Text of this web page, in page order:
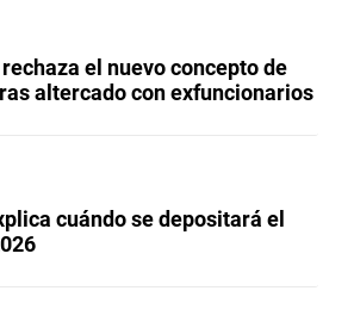
el nuevo concepto de
altercado con exfuncionarios
cuándo se depositará el